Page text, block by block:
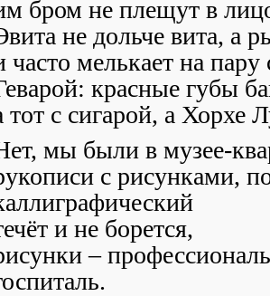
бром не плещут в
не дольче вита, а
часто мелькает на пару
красные губы
тот с сигарой, а Хорхе
мы были в музее-
с рисунками,
и не борется,
–